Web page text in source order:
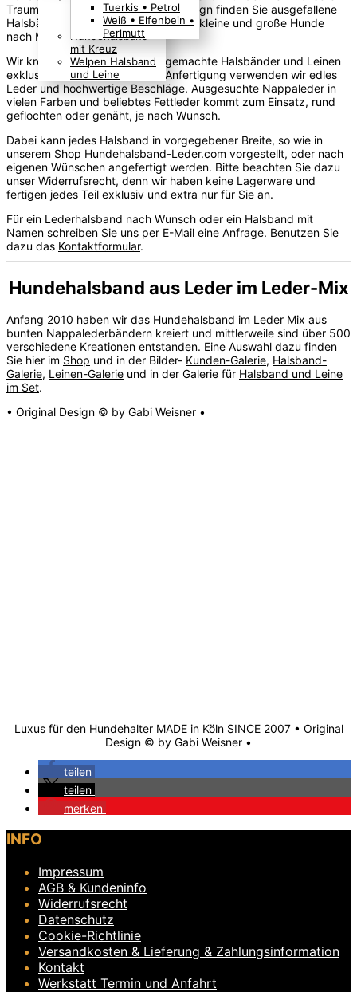
Boho Indianer
Hippie Look
Hundehalsband
mit Kreuz
Welpen Halsband
und Leine
Tuerkis • Petrol
Weiß • Elfenbein •
Perlmutt
Traumfabrik für Hundehalsband-Design finden Sie ausgefallene
Halsbänder und exklusive Leinen für kleine und große Hunde
nach Maß und Wunsch.
Wir kreieren und fertigen handgemachte Halsbänder und Leinen
exklusiv nach Maß an. Für die Anfertigung verwenden wir edles
Leder und hochwertige Beschläge. Ausgesuchte Nappaleder in
vielen Farben und beliebtes Fettleder kommt zum Einsatz, rund
geflochten oder genäht, je nach Wunsch.
Dabei kann jedes Halsband in vorgegebener Breite, so wie in
unserem Shop Hundehalsband-Leder.com vorgestellt, oder nach
eigenen Wünschen angefertigt werden. Bitte beachten Sie dazu
unser Widerrufsrecht, denn wir haben keine Lagerware und
fertigen jedes Teil exklusiv und extra nur für Sie an.
Für ein Lederhalsband nach Wunsch oder ein Halsband mit
Namen schreiben Sie uns per E-Mail eine Anfrage. Benutzen Sie
dazu das Kontaktformular.
Hundehalsband aus Leder im Leder-Mix
Anfang 2010 haben wir das Hundehalsband im Leder Mix aus
bunten Nappalederbändern kreiert und mittlerweile sind über 500
verschiedene Kreationen entstanden. Eine Auswahl dazu finden
Sie hier im Shop und in der Bilder- Kunden-Galerie, Halsband-
Galerie, Leinen-Galerie und in der Galerie für Halsband und Leine
im Set.
• Original Design © by Gabi Weisner •
Luxus für den Hundehalter MADE in Köln SINCE 2007 • Original
Design © by Gabi Weisner •
teilen
teilen
merken
INFO
Impressum
AGB & Kundeninfo
Widerrufsrecht
Datenschutz
Cookie-Richtlinie
Versandkosten & Lieferung & Zahlungsinformation
Kontakt
Werkstatt Termin und Anfahrt